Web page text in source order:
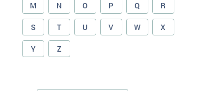
M N O P Q R
S T U V W X
Y Z